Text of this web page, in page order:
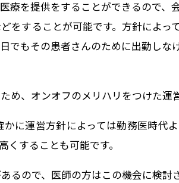
療を提供をすることができるので、
をすることが可能です。方針によっ
でもその患者さんのために出勤しな
め、オンオフのメリハリをつけた運
に運営方針によっては勤務医時代
することも可能です。
るので、医師の方はこの機会に検討